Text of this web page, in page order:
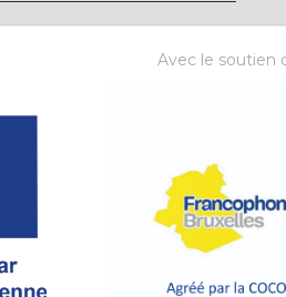
Avec le soutien